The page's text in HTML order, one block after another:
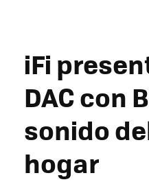
iFi
DAC con
sonido
hogar